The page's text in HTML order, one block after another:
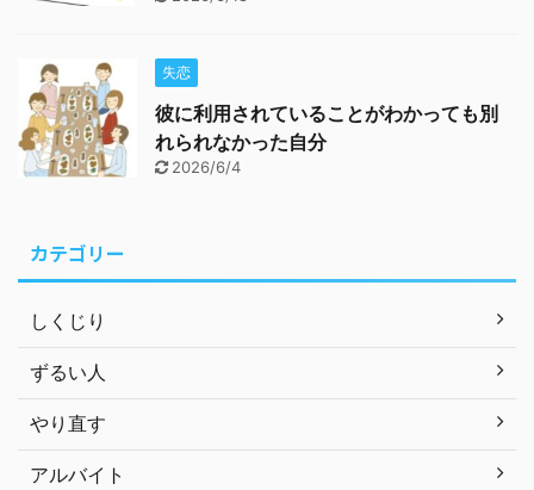
失恋
彼に利用されていることがわかっても別
れられなかった自分
2026/6/4
カテゴリー
しくじり
ずるい人
やり直す
アルバイト